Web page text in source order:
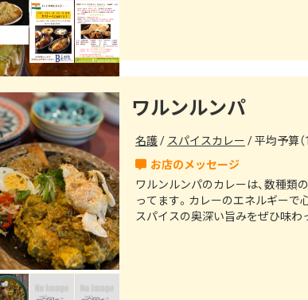
ワルンルンパ
名護 スパイスカレー 平均予算
ワルンルンパのカレーは、数種類
ってます。カレーのエネルギーで
スパイスの奥深い旨みをぜひ味